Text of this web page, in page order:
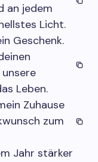
an jedem
Licht.
Geschenk.
Leben.
Zuhause
zum
Jahr stärker